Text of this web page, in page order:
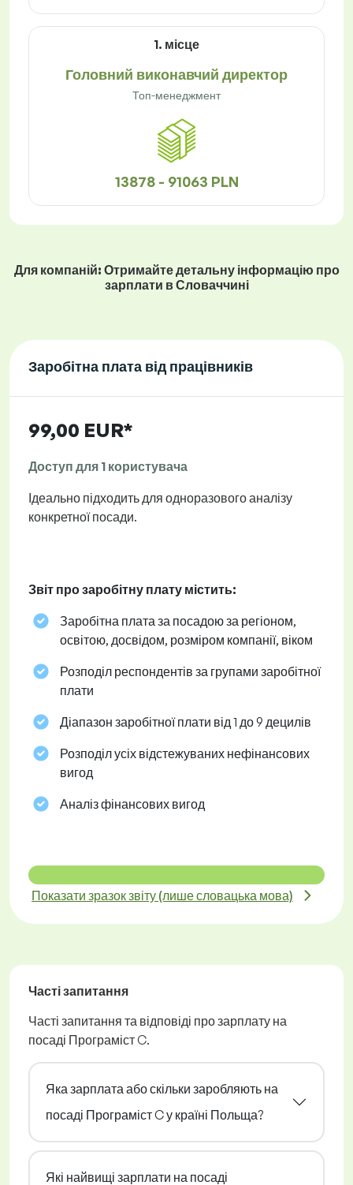
1. місце
Головний виконавчий директор
Топ-менеджмент
13878 - 91063 PLN
Для компаній: Отримайте детальну інформацію про
зарплати в Словаччині
Заробітна плата від працівників
99,00 EUR*
Доступ для 1 користувача
Ідеально підходить для одноразового аналізу
конкретної посади.
Звіт про заробітну плату містить:
Заробітна плата за посадою за регіоном,
освітою, досвідом, розміром компанії, віком
Розподіл респондентів за групами заробітної
плати
Діапазон заробітної плати від 1 до 9 децилів
Розподіл усіх відстежуваних нефінансових
вигод
Аналіз фінансових вигод
Показати зразок звіту (лише словацька мова)
Часті запитання
Часті запитання та відповіді про зарплату на
посаді Програміст C.
Яка зарплата або скільки заробляють на
посаді Програміст C у країні Польща?
Які найвищі зарплати на посаді